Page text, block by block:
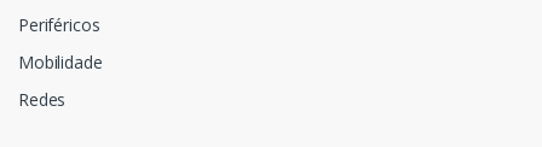
Periféricos
Mobilidade
Redes